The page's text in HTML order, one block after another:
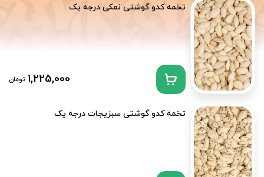
تخمه کدو گوشتی نمکی درجه یک
1,225,000 تومان
تخمه کدو گوشتی سبزیجات درجه یک